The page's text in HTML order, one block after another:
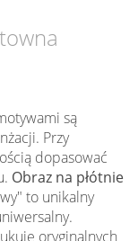
są
Przy
dopasować
Obraz na płótnie
to unikalny
oryginalnych